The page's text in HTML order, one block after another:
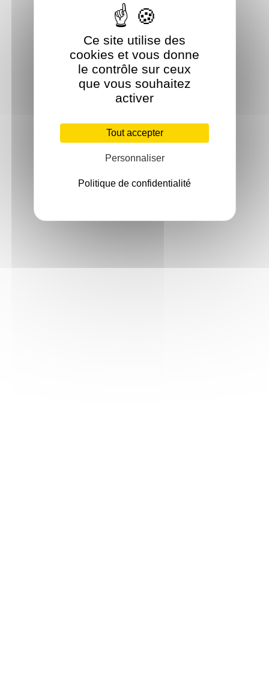
Ce site utilise des
cookies et vous donne
le contrôle sur ceux
que vous souhaitez
activer
Tout accepter
Personnaliser
Politique de confidentialité